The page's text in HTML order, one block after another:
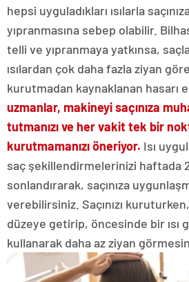
hepsi uyguladıkları ısılarla
yıpranmasına sebep olabilir.
telli ve yıpranmaya yatkınsa,
ısılardan çok daha fazla ziyan
kurutmadan kaynaklanan hasarı
uzmanlar, makineyi saçınıza
tutmanızı ve her vakit tek bir
kurutmamanızı öneriyor. Isı
saç şekillendirmelerinizi haftada
sonlandırarak, saçınıza
verebilirsiniz. Saçınızı kuruturken,
düzeye getirip, öncesinde bir ısı
kullanarak daha az ziyan